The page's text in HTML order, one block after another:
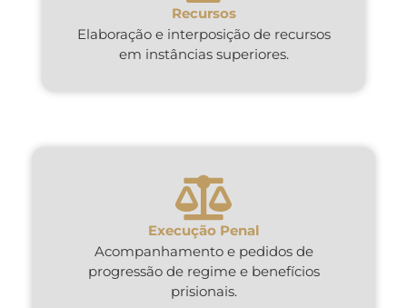
Recursos
Elaboração e interposição de recursos
em instâncias superiores.
Execução Penal
Acompanhamento e pedidos de
progressão de regime e benefícios
prisionais.